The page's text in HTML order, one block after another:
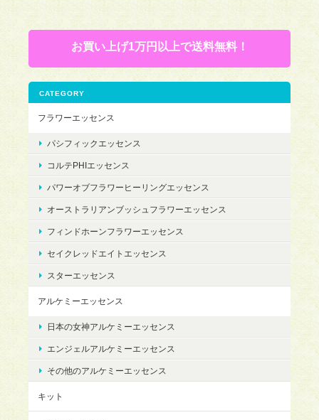
お買い上げ1万円以上で送料無料！
CATEGORY
フラワーエッセンス
パシフィックエッセンス
コルテPHIエッセンス
パワーオブフラワーヒーリングエッセンス
オーストラリアンブッシュフラワーエッセンス
フィンドホーンフラワーエッセンス
セイクレッドエイトエッセンス
スターエッセンス
アルケミーエッセンス
日本の女神アルケミーエッセンス
エンジェルアルケミーエッセンス
その他のアルケミーエッセンス
キット